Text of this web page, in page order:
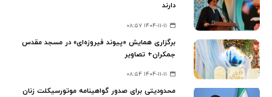
دارند
۱۴۰۴-۱۱-۱۱ ۰۸:۵۷
برگزاری همایش «پیوند فیروزه‌ای» در مسجد مقدس
جمکران+ تصاویر
۱۴۰۴-۱۱-۱۱ ۰۸:۵۴
محدودیتی برای صدور گواهینامه موتورسیکلت زنان